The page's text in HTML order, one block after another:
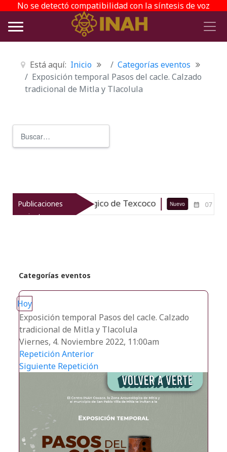
No se detectó compatibilidad con la síntesis de voz
Está aquí: Inicio
Categorías eventos
Exposición temporal Pasos del cacle. Calzado
tradicional de Mitla y Tlacolula
Publicaciones
recientes
arqueológico de Texcoco Nuevo 07-08-26
Categorías eventos
Hoy
Exposición temporal Pasos del cacle. Calzado
tradicional de Mitla y Tlacolula
Viernes, 4. Noviembre 2022, 11:00am
Repetición Anterior
Siguiente Repetición